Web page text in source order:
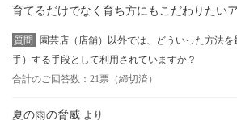
育てるだけでなく育ち方にもこだわりたい
質問
園芸店（店舗）以外では、どういった方法
手）する手段として利用されていますか？
合計のご回答数：21票（締切済）
夏の雨の脅威 より